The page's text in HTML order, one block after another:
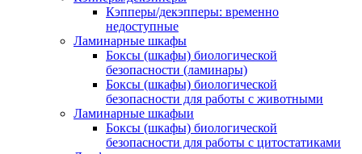
Кэпперы/декэпперы: временно
недоступные
Ламинарные шкафы
Боксы (шкафы) биологической
безопасности (ламинары)
Боксы (шкафы) биологической
безопасности для работы с животными
Ламинарные шкафыи
Боксы (шкафы) биологической
безопасности для работы с цитостатиками